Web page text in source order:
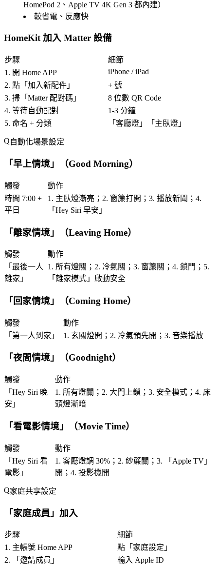
HomePod 2、Apple TV 4K Gen 3 都內建）
較省電、反應快
HomeKit 加入 Matter 設備
步驟
細節
1. 開 Home APP
iPhone / iPad
2. 點「 加入新配件 」
+ 號
3. 掃「 Matter 配對碼 」
8 位數 QR Code
4. 等待自動配對
1-3 分鐘
5. 命名 + 分類
「客廳燈」「主臥燈」
自動化場景設定
「早上情境 」（Good Morning）
觸發
動作
時間 7:00 +
平日
1. 主臥燈漸亮；2. 窗簾打開；3. 播放新聞；4.
「 Hey Siri 早安 」
「離家情境 」（Leaving Home）
觸發
動作
「 最後一人
離家 」
1. 所有燈關；2. 冷氣關；3. 窗簾關；4. 鎖門；5.
「 離家模式 」啟動安全
「 回家情境 」（Coming Home）
觸發
動作
「 第一人到家 」 1. 玄關燈開；2. 冷氣預先開；3. 音樂播放
「夜間情境 」（Goodnight）
觸發
動作
「 Hey Siri 晚
安 」
1. 所有燈關；2. 大門上鎖；3. 安全模式；4. 床
頭燈漸暗
「看電影情境 」（Movie Time）
觸發
動作
「 Hey Siri 看
電影 」
1. 客廳燈調 30%；2. 紗簾關；3. 「 Apple TV 」
開；4. 投影機開
家庭共享設定
「家庭成員 」加入
步驟
細節
1. 主帳號 Home APP
點「 家庭設定 」
2. 「 邀請成員 」
輸入 Apple ID